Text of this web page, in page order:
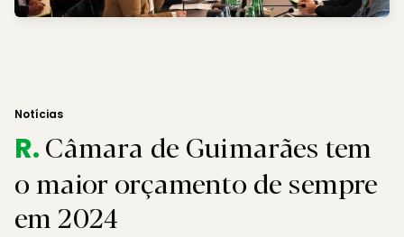
Notícias
R.Câmara de Guimarães tem
o maior orçamento de sempre
em 2024